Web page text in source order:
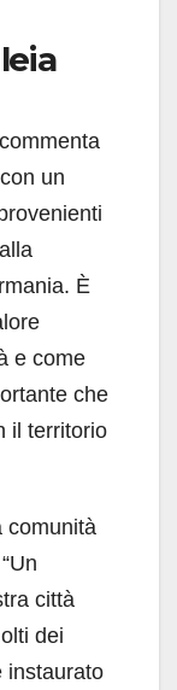
un
È
e come
che
il territorio
comunità
città
dei
instaurato